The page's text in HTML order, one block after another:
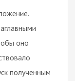
оно
полученным